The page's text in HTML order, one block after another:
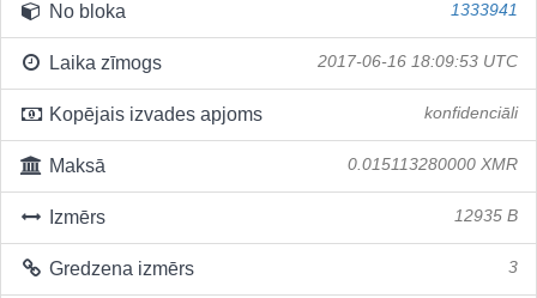
No bloka 1333941
Laika zīmogs 2017-06-16 18:09:53 UTC
Kopējais izvades apjoms konfidenciāli
Maksā 0.015113280000 XMR
Izmērs 12935 B
Gredzena izmērs 3